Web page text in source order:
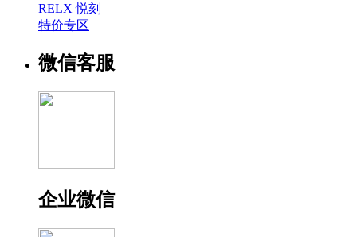
RELX 悦刻
特价专区
微信客服
企业微信